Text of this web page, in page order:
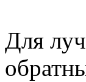
Для